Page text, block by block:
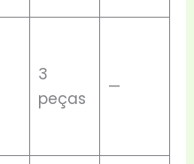
3
peças
—